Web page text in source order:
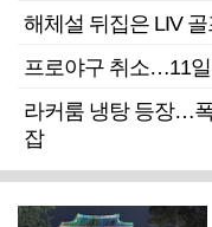
해체설 뒤집은 LIV
프로야구 취소…11일
라커룸 냉탕 등장…
잡